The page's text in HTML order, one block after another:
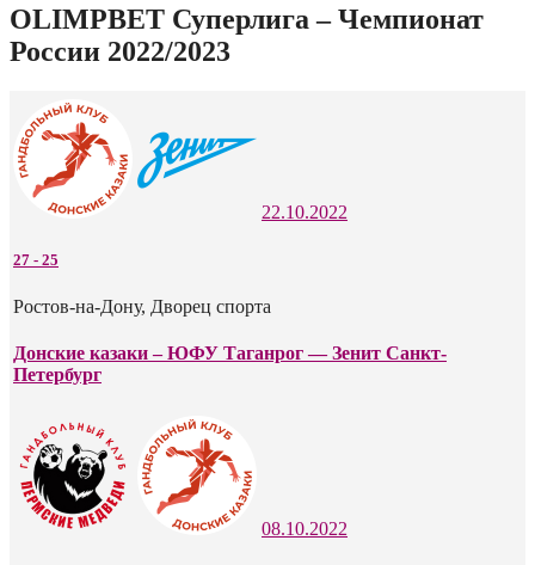
OLIMPBET Суперлига – Чемпионат
России 2022/2023
22.10.2022
27 - 25
Ростов-на-Дону, Дворец спорта
Донские казаки – ЮФУ Таганрог — Зенит Санкт-
Петербург
08.10.2022